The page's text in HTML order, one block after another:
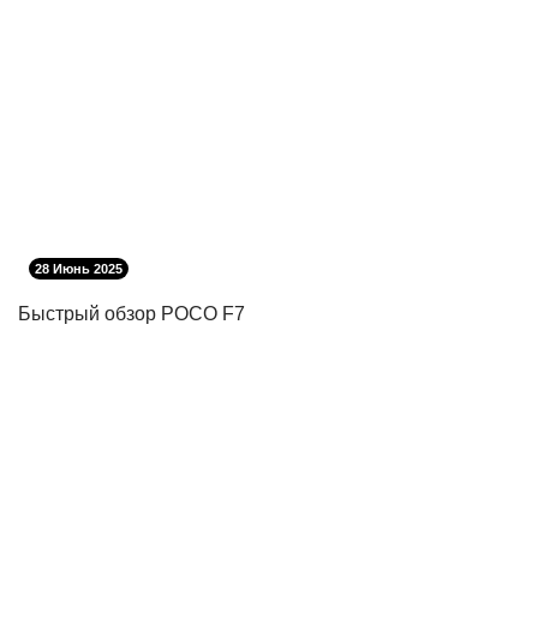
28 Июнь 2025
Быстрый обзор POCO F7